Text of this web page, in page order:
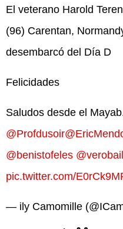
El veterano Harold
(96) Carentan,
desembarcó del Día D
Felicidades
Saludos desde el
@Profdusoir
@benistofeles
pic.twitter.com/
— ily Camomille